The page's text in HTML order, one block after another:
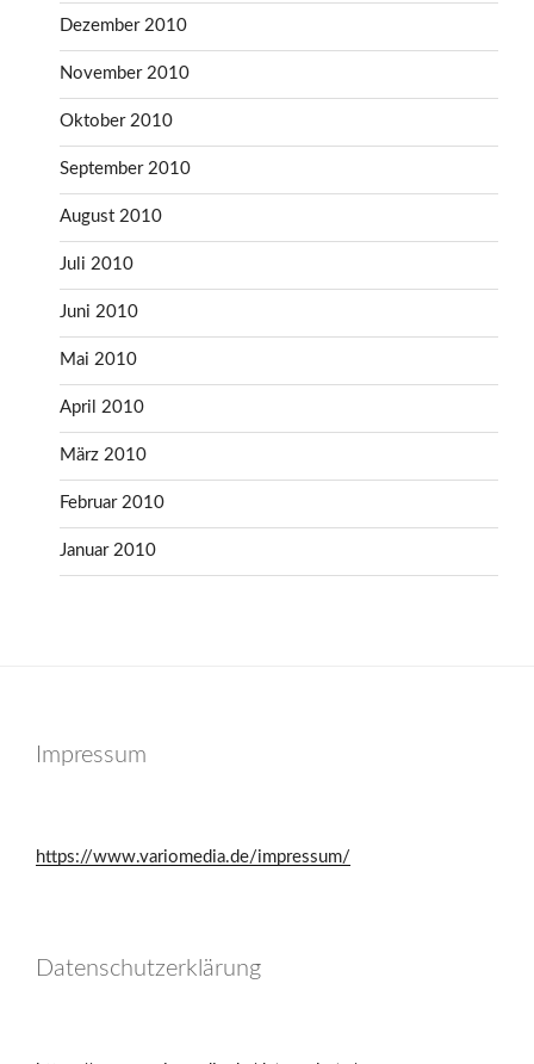
Dezember 2010
November 2010
Oktober 2010
September 2010
August 2010
Juli 2010
Juni 2010
Mai 2010
April 2010
März 2010
Februar 2010
Januar 2010
Impressum
https://www.variomedia.de/impressum/
Datenschutzerklärung